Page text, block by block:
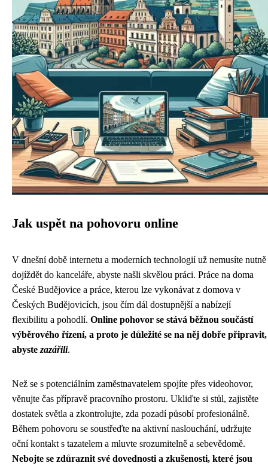
Jak uspět na pohovoru online
V dnešní době internetu a moderních technologií už nemusíte nutně
dojíždět do kanceláře, abyste našli skvělou práci. Práce na doma
České Budějovice a práce, kterou lze vykonávat z domova v
Českých Budějovicích, jsou čím dál dostupnější a nabízejí
flexibilitu a pohodlí. Online pohovor se stává běžnou součástí
výběrového řízení, a proto je důležité se na něj dobře připravit,
abyste zazářili.
Než se s potenciálním zaměstnavatelem spojíte přes videohovor,
věnujte čas přípravě pracovního prostoru. Ukliďte si stůl, zajistěte
dostatek světla a zkontrolujte, zda pozadí působí profesionálně.
Během pohovoru se soustřeďte na aktivní naslouchání, udržujte
oční kontakt s tazatelem a mluvte srozumitelně a sebevědomě.
Nebojte se zdůraznit své dovednosti a zkušenosti, které jsou